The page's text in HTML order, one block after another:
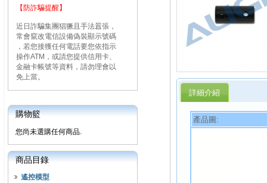
【防詐騙提醒】
近日詐騙集團猖獗且手法囂張，
常會竄改電信設備偽裝顯示號碼
，若您接獲任何電話要您依指示
操作ATM，或請您提供信用卡、
金融卡帳號等資料，請勿理會以
免上當。
購物籃
您尚未選購任何商品.
商品目錄
遙控模型
詳細介紹
產品圖: